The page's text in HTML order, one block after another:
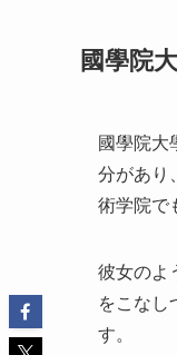
國學院
國學院大
分があり
術学院で
彼女のよ
をこなし
す。